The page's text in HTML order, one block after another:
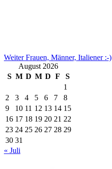
Weiter Frauen, Männer, Italiener :-)
August 2026
S M D M D F
S
1
2
3 4 5 6 7
8
9
10 11 12 13 14 15
16 17 18 19 20 21 22
23 24 25 26 27 28 29
30 31
« Juli